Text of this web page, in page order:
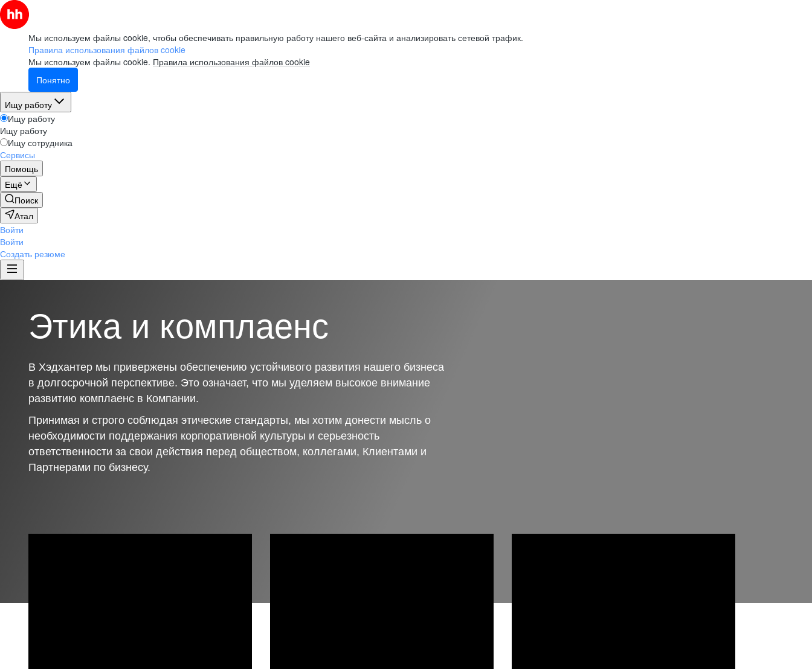
Мы используем файлы cookie, чтобы обеспечивать правильную работу нашего веб-сайта и анализировать сетевой трафик.
Правила использования файлов cookie
Мы используем файлы cookie. Правила использования файлов cookie
Понятно
Ищу работу
Ищу работу
Ищу работу
Ищу сотрудника
Сервисы
Помощь
Ещё
Поиск
Атал
Войти
Войти
Создать резюме
Этика и комплаенс
В Хэдхантер мы привержены обеспечению устойчивого развития нашего бизнеса
в долгосрочной перспективе. Это означает, что мы уделяем высокое внимание
развитию комплаенс в Компании.
Принимая и строго соблюдая этические стандарты, мы хотим донести мысль о
необходимости поддержания корпоративной культуры и серьезность
ответственности за свои действия перед обществом, коллегами, Клиентами и
Партнерами по бизнесу.